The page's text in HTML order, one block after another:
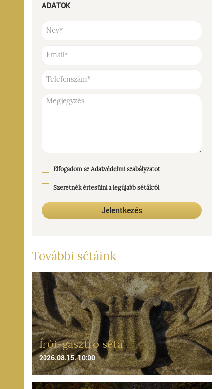
ADATOK
Elfogadom az Adatvédelmi szabályzatot
Szeretnék értesülni a legújabb sétákról
Jelentkezés
További sétáink
Írói-gasztro séta
2026.08.15. 10:00